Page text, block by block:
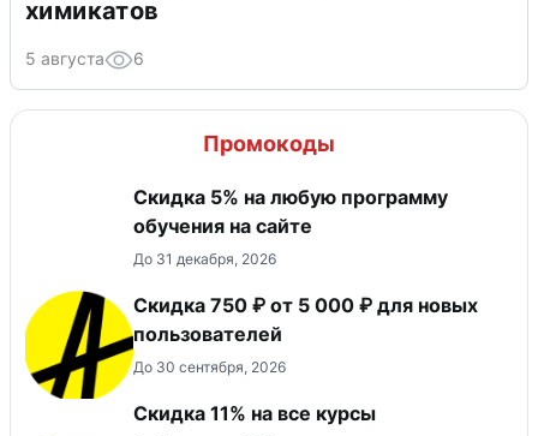
химикатов
5 августа 6
Промокоды
Скидка 5% на любую программу
обучения на сайте
До 31 декабря, 2026
Скидка 750 ₽ от 5 000 ₽ для новых
пользователей
До 30 сентября, 2026
Скидка 11% на все курсы